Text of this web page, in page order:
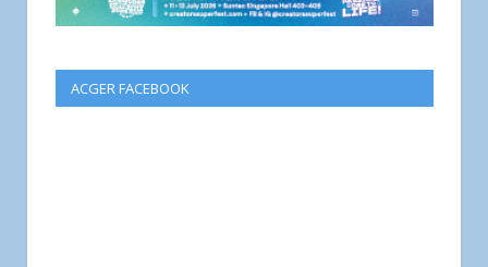
ACGER FACEBOOK